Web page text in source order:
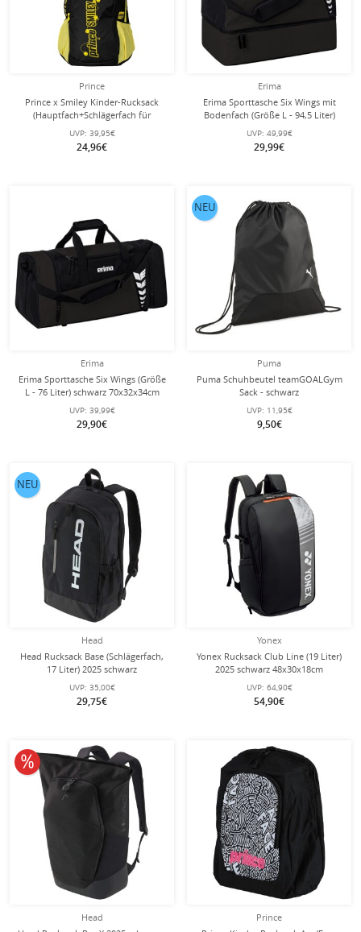
Prince
Prince x Smiley Kinder-Rucksack
(Hauptfach+Schlägerfach für
UVP: 39,95€
24,96€
Erima
Erima Sporttasche Six Wings mit
Bodenfach (Größe L - 94,5 Liter)
UVP: 49,99€
29,99€
Erima
Erima Sporttasche Six Wings (Größe
L - 76 Liter) schwarz 70x32x34cm
UVP: 39,99€
29,90€
Puma
Puma Schuhbeutel teamGOALGym
Sack - schwarz
UVP: 11,95€
9,50€
NEU
Head
Head Rucksack Base (Schlägerfach,
17 Liter) 2025 schwarz
UVP: 35,00€
29,75€
NEU
Yonex
Yonex Rucksack Club Line (19 Liter)
2025 schwarz 48x30x18cm
UVP: 64,90€
54,90€
Head
10% reduziert
Prince